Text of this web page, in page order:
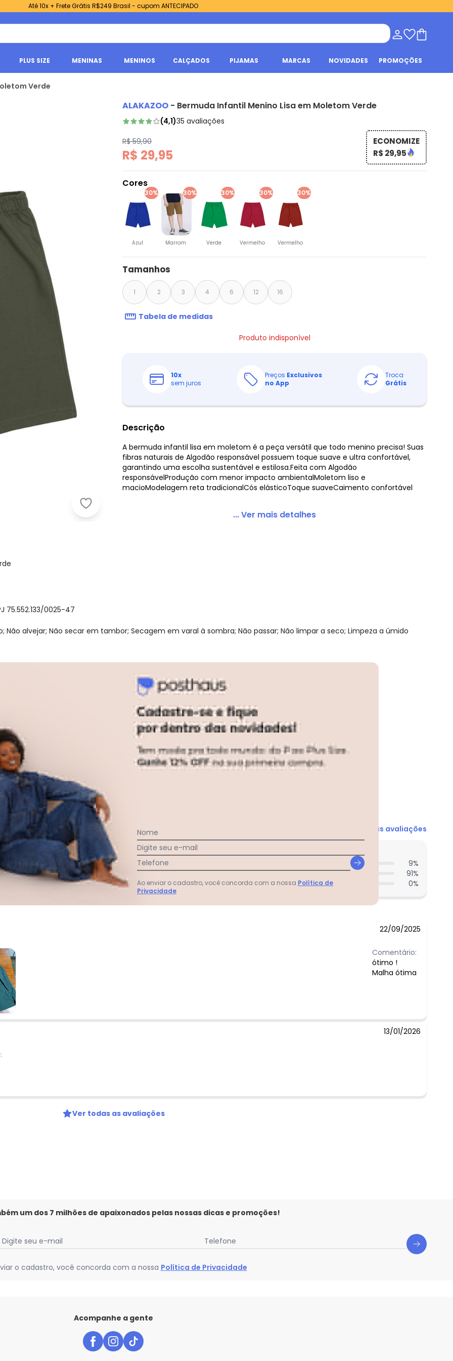
Até 10x + Frete Grátis R$249 Brasil - cupom ANTECIPADO
PLUS SIZE MENINAS MENINOS CALÇADOS PIJAMAS MARCAS NOVIDADES PROMOÇÕES
Verde
Alakazoo - Bermuda Infantil Menino Lisa em Moletom Verde
ALAKAZOO - Bermuda Infantil Menino Lisa em Moletom Verde
(4,1)35 avaliações
R$ 59,90
R$ 29,95
ECONOMIZE
R$ 29,95
Cores
30%
Azul
30%
Marrom
30%
Verde
30%
Vermelho
30%
Vermelho
Tamanhos
1 2 3 4 6 12 16
Tabela de medidas
Produto indisponível
10x
sem juros
Preços Exclusivos
no App
Troca
Grátis
Descrição
A bermuda infantil lisa em moletom é a peça versátil que todo menino precisa! Suas
fibras naturais de Algodão responsável possuem toque suave e ultra confortável,
garantindo uma escolha sustentável e estilosa.Feita com Algodão
responsávelProdução com menor impacto ambientalMoletom liso e
macioModelagem reta tradicionalCós elásticoToque suaveCaimento confortável
... Ver mais detalhes
75.552.133/0025-47
alvejar; Não secar em tambor; Secagem em varal à sombra; Não passar; Não limpar a seco; Limpeza a úmido
dia do mês, para o menor tamanho disponível.
Ver todas as avaliações
da largura?
11%
86%
3 %
O que as clientes acharam do comprimento?
9%
Bom
91%
Longo
0%
22/09/2025
Comentário:
ótimo !
Malha ótima
13/01/2026
Ver todas as avaliações
um dos 7 milhões de apaixonados pelas nossas dicas e promoções!
Digite seu e-mail Telefone
o cadastro, você concorda com a nossa Política de Privacidade
Acompanhe a gente
Nome
Digite seu e-mail
Telefone
Ao enviar o cadastro, você concorda com a nossa Política de
Privacidade